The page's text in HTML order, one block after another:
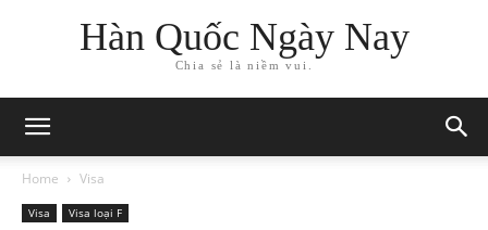
Hàn Quốc Ngày Nay
Chia sẻ là niềm vui.
Home Visa
Visa Visa loại F